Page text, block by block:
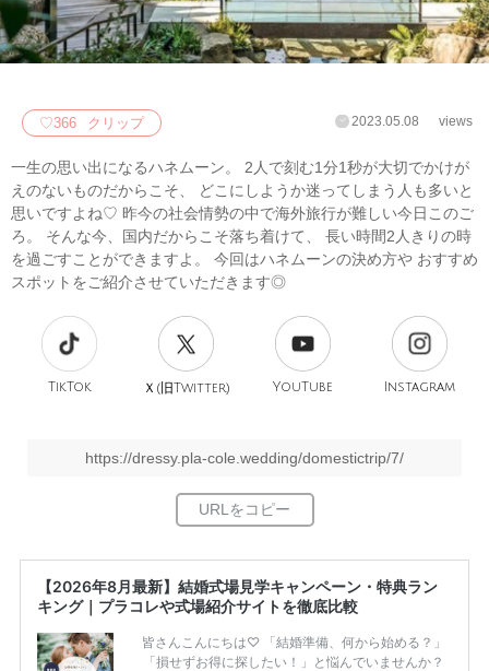
♡366 クリップ 2023.05.08 views
一生の思い出になるハネムーン。 2人で刻む1分1秒が大切でかけが
えのないものだからこそ、 どこにしようか迷ってしまう人も多いと
思いですよね♡ 昨今の社会情勢の中で海外旅行が難しい今日このご
ろ。 そんな今、国内だからこそ落ち着けて、 長い時間2人きりの時
を過ごすことができますよ。 今回はハネムーンの決め方や おすすめ
スポットをご紹介させていただきます◎
TikTok Ｘ(旧Twitter) YouTube Instagram
https://dressy.pla-cole.wedding/domestictrip/7/
【2026年8月最新】結婚式場見学キャンペーン・特典ラン
キング｜プラコレや式場紹介サイトを徹底比較
皆さんこんにちは♡ 「結婚準備、何から始める？」
「損せずお得に探したい！」と悩んでいませんか？